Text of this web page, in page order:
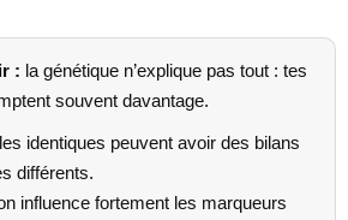
: la génétique n’explique pas tout : tes
souvent davantage.
identiques peuvent avoir des bilans
différents.
influence fortement les marqueurs